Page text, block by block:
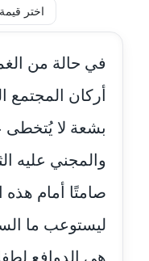
مدونة
عاملة
مدونة
عاملة
مدونة
عاملة
مدونة
مدونة
في حالة من
أركان
بشعة لا يُتخطى
والمجني عليه
صامتًا أمام هذه
ليستوعب ما
هي الدوافع